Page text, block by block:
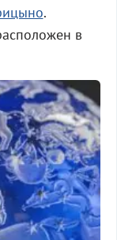
.
в